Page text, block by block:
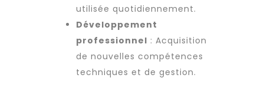
utilisée quotidiennement.
Développement
professionnel : Acquisition
de nouvelles compétences
techniques et de gestion.